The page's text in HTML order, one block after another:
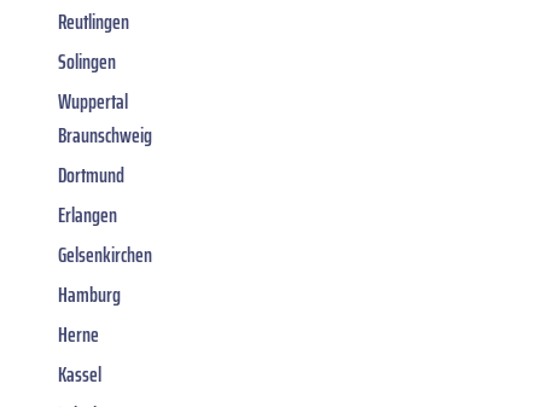
Reutlingen
Solingen
Wuppertal
Braunschweig
Dortmund
Erlangen
Gelsenkirchen
Hamburg
Herne
Kassel